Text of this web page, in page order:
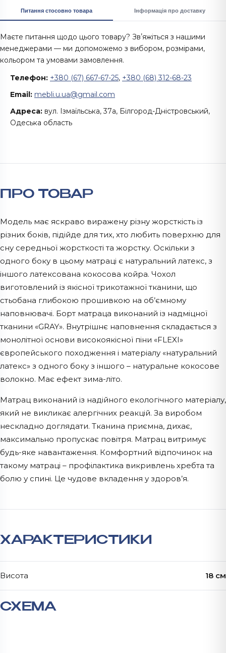
Питання стосовно товара Інформація про доставку
Маєте питання щодо цього товару? Звʼяжіться з нашими
менеджерами — ми допоможемо з вибором, розмірами,
кольором та умовами замовлення.
Телефон: +380 (67) 667-67-25, +380 (68) 312-68-23
Email: mebli.u.ua@gmail.com
Адреса: вул. Ізмаїльська, 37а, Білгород-Дністровський,
Одеська область
ПРО ТОВАР
Модель має яскраво виражену різну жорсткість із
різних боків, підійде для тих, хто любить поверхню для
сну середньої жорсткості та жорстку. Оскільки з
одного боку в цьому матраці є натуральний латекс, з
іншого латексована кокосова койра. Чохол
виготовлений із якісної трикотажної тканини, що
стьобана глибокою прошивкою на об’ємному
наповнювачі. Борт матраца виконаний із надміцної
тканини «GRAY». Внутрішнє наповнення складається з
монолітної основи високоякісної піни «FLEXI»
європейського походження і матеріалу «натуральний
латекс» з одного боку з іншого – натуральне кокосове
волокно. Має ефект зима-літо.
Матрац виконаний із надійного екологічного матеріалу,
який не викликає алергічних реакцій. За виробом
нескладно доглядати. Тканина приємна, дихає,
максимально пропускає повітря. Матрац витримує
будь-яке навантаження. Комфортний відпочинок на
такому матраці – профілактика викривлень хребта та
болю у спині. Це чудове вкладення у здоров’я.
ХАРАКТЕРИСТИКИ
Висота 18 см
СХЕМА